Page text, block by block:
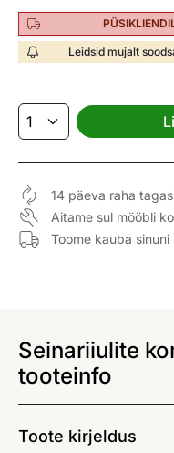
Leidsid mujalt
14 päeva raha
Aitame sul mööbli
Toome kauba
Seinariiulite
tooteinfo
Toote kirjeldus